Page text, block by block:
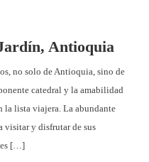
Antioquia
no solo de Antioquia, sino de
catedral y la amabilidad
la lista viajera. La abundante
y disfrutar de sus
[…]